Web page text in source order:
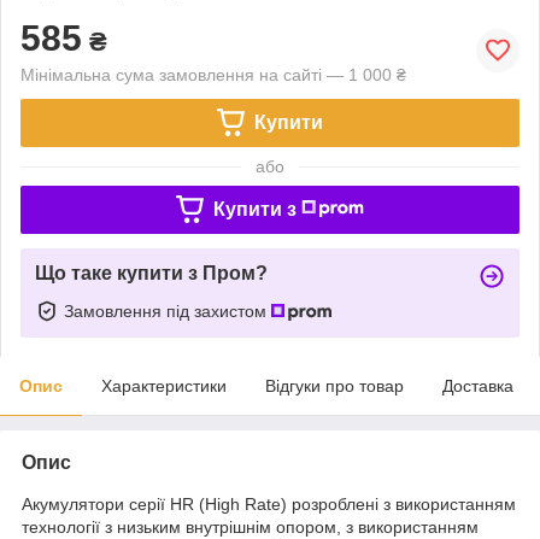
585 ₴
Мінімальна сума замовлення на сайті — 1 000 ₴
Купити
або
Купити з
Що таке купити з Пром?
Замовлення під захистом
Опис Характеристики Відгуки про товар Доставка
Опис
Акумулятори серії HR (High Rate) розроблені з використанням
технології з низьким внутрішнім опором, з використанням